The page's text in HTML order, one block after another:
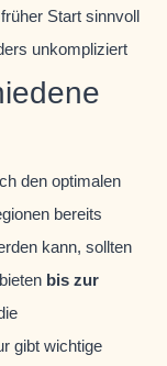
Start sinnvoll
unkompliziert
den optimalen
bereits
kann, sollten
bis zur
gibt wichtige